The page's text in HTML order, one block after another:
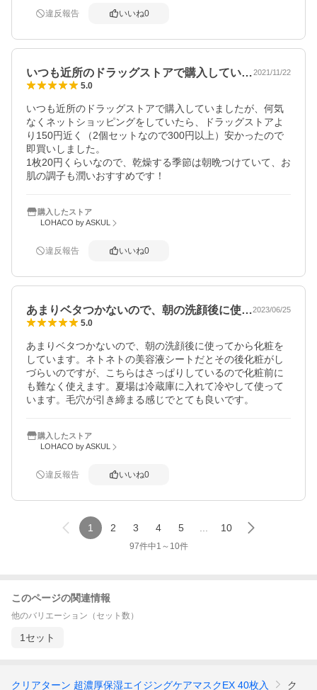
違反報告 いいね0
いつも近所のドラッグストアで購入してい…2021/11/22
5.0
いつも近所のドラッグストアで購入していましたが、何気
なくネットショッピングをしていたら、ドラッグストアよ
り150円近く（2個セットなので300円以上）安かったので
即買いしました。
1枚20円くらいなので、乾燥する季節は朝晩つけていて、お
肌の調子も潤いおすすめです！
購入したストア
LOHACO by ASKUL
違反報告 いいね0
あまりベタつかないので、朝の洗顔後に使…2023/06/25
5.0
あまりベタつかないので、朝の洗顔後に使ってから化粧を
しています。ネトネトの美容液シートだとその後化粧がし
づらいのですが、こちらはさっぱりしているので化粧前に
も難なく使えます。夏場は冷蔵庫に入れて冷やして使って
います。毛穴が引き締まる感じでとても良いです。
購入したストア
LOHACO by ASKUL
違反報告 いいね0
1 2 3 4 5 10
97件中1 ～ 10件
このページの関連情報
他のバリエーション（セット数）
1セット
クリアターン 超濃厚保湿エイジングケアマスクEX 40枚入 ク